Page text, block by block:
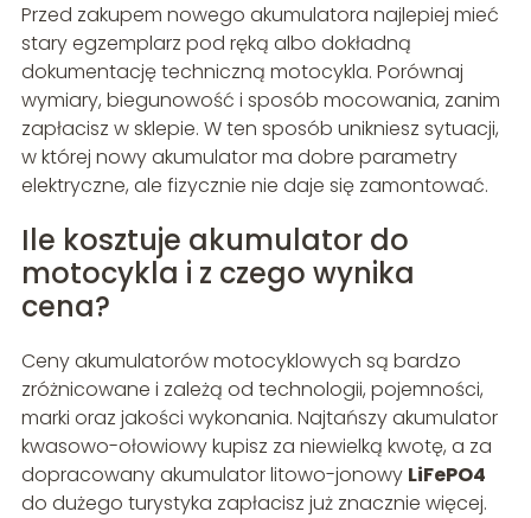
Przed zakupem nowego akumulatora najlepiej mieć
stary egzemplarz pod ręką albo dokładną
dokumentację techniczną motocykla. Porównaj
wymiary, biegunowość i sposób mocowania, zanim
zapłacisz w sklepie. W ten sposób unikniesz sytuacji,
w której nowy akumulator ma dobre parametry
elektryczne, ale fizycznie nie daje się zamontować.
Ile kosztuje akumulator do
motocykla i z czego wynika
cena?
Ceny akumulatorów motocyklowych są bardzo
zróżnicowane i zależą od technologii, pojemności,
marki oraz jakości wykonania. Najtańszy akumulator
kwasowo-ołowiowy kupisz za niewielką kwotę, a za
dopracowany akumulator litowo-jonowy LiFePO4
do dużego turystyka zapłacisz już znacznie więcej.